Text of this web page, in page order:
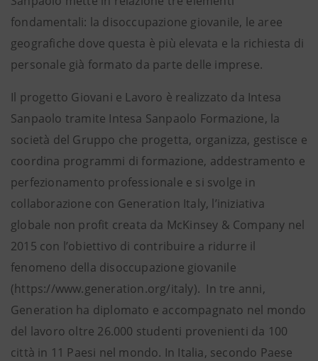
fondamentali: la disoccupazione giovanile, le aree
geografiche dove questa è più elevata e la richiesta di
personale già formato da parte delle imprese.
Il progetto Giovani e Lavoro è realizzato da Intesa
Sanpaolo tramite Intesa Sanpaolo Formazione, la
società del Gruppo che progetta, organizza, gestisce e
coordina programmi di formazione, addestramento e
perfezionamento professionale e si svolge in
collaborazione con Generation Italy, l’iniziativa
globale non profit creata da McKinsey & Company nel
2015 con l’obiettivo di contribuire a ridurre il
fenomeno della disoccupazione giovanile
(https://www.generation.org/italy). In tre anni,
Generation ha diplomato e accompagnato nel mondo
del lavoro oltre 26.000 studenti provenienti da 100
città in 11 Paesi nel mondo. In Italia, secondo Paese